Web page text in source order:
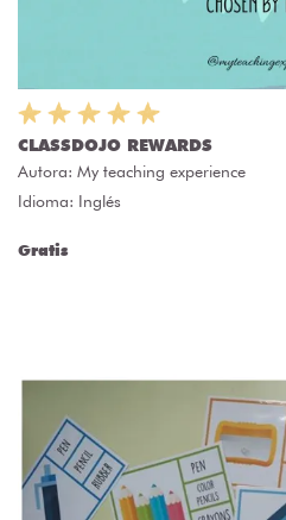
CLASSDOJO REWARDS
Autora: My teaching experience
Idioma: Inglés
Gratis